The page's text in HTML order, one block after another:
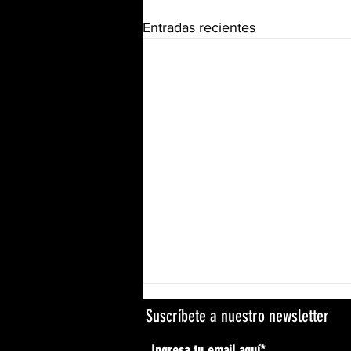
Entradas recientes
Suscríbete a nuestro newsletter